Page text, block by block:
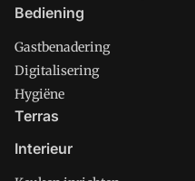
Bediening
Gastbenadering
Digitalisering
Hygiëne
Terras
Interieur